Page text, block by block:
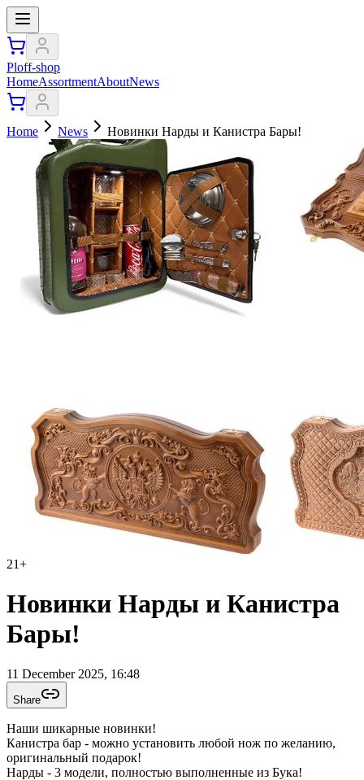
Ploff-shop
HomeAssortmentAboutNews
Home News Новинки Нарды и Канистра Бары!
21+
Новинки Нарды и Канистра
Бары!
11 December 2025, 16:48
Share
Наши шикарные новинки!
Канистра бар - можно установить любой нож по желанию,
оригинальный подарок!
Нарды - 3 модели, полностью выполненные из Бука!